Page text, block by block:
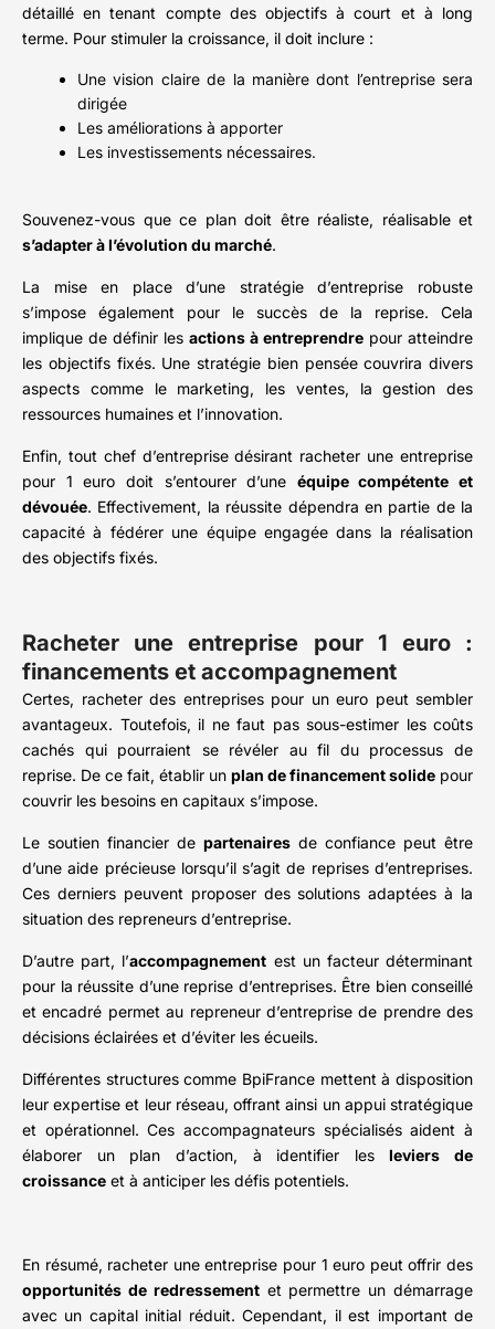
détaillé en tenant compte des objectifs à court et à long
terme. Pour stimuler la croissance, il doit inclure :
Une vision claire de la manière dont l’entreprise sera
dirigée
Les améliorations à apporter
Les investissements nécessaires.
Souvenez-vous que ce plan doit être réaliste, réalisable et
s’adapter à l’évolution du marché.
La mise en place d’une stratégie d’entreprise robuste
s’impose également pour le succès de la reprise. Cela
implique de définir les actions à entreprendre pour atteindre
les objectifs fixés. Une stratégie bien pensée couvrira divers
aspects comme le marketing, les ventes, la gestion des
ressources humaines et l’innovation.
Enfin, tout chef d’entreprise désirant racheter une entreprise
pour 1 euro doit s’entourer d’une équipe compétente et
dévouée. Effectivement, la réussite dépendra en partie de la
capacité à fédérer une équipe engagée dans la réalisation
des objectifs fixés.
Racheter une entreprise pour 1 euro :
financements et accompagnement
Certes, racheter des entreprises pour un euro peut sembler
avantageux. Toutefois, il ne faut pas sous-estimer les coûts
cachés qui pourraient se révéler au fil du processus de
reprise. De ce fait, établir un plan de financement solide pour
couvrir les besoins en capitaux s’impose.
Le soutien financier de partenaires de confiance peut être
d’une aide précieuse lorsqu’il s’agit de reprises d’entreprises.
Ces derniers peuvent proposer des solutions adaptées à la
situation des repreneurs d’entreprise.
D’autre part, l’accompagnement est un facteur déterminant
pour la réussite d’une reprise d’entreprises. Être bien conseillé
et encadré permet au repreneur d’entreprise de prendre des
décisions éclairées et d’éviter les écueils.
Différentes structures comme BpiFrance mettent à disposition
leur expertise et leur réseau, offrant ainsi un appui stratégique
et opérationnel. Ces accompagnateurs spécialisés aident à
élaborer un plan d’action, à identifier lesleviers de
croissance et à anticiper les défis potentiels.
En résumé, racheter une entreprise pour 1 euro peut offrir des
opportunités de redressementet permettre un démarrage
avec un capital initial réduit. Cependant, il est important de